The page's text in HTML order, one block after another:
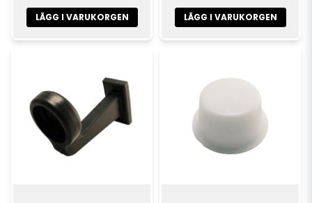
LÄGG I VARUKORGEN LÄGG I VARUKORGEN